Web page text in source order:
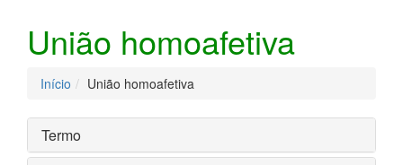
União homoafetiva
Início União homoafetiva
Termo